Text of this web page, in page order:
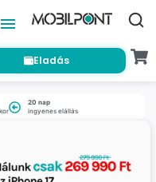
Eladás
20 nap
ingyenes elállás